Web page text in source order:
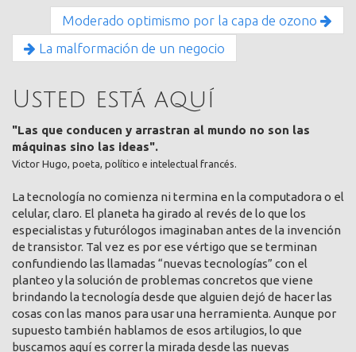
Moderado optimismo por la capa de ozono
La malformación de un negocio
Usted está aquí
"Las que conducen y arrastran al mundo no son las
máquinas sino las ideas".
Victor Hugo, poeta, político e intelectual francés.
La tecnología no comienza ni termina en la computadora o el
celular, claro. El planeta ha girado al revés de lo que los
especialistas y futurólogos imaginaban antes de la invención
de transistor. Tal vez es por ese vértigo que se terminan
confundiendo las llamadas “nuevas tecnologías” con el
planteo y la solución de problemas concretos que viene
brindando la tecnología desde que alguien dejó de hacer las
cosas con las manos para usar una herramienta. Aunque por
supuesto también hablamos de esos artilugios, lo que
buscamos aquí es correr la mirada desde las nuevas